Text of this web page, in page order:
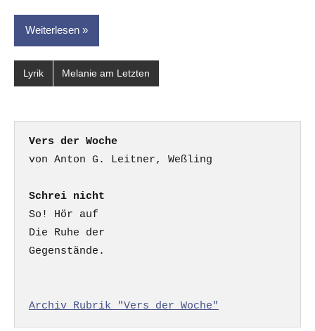
Weiterlesen
Lyrik Melanie am Letzten
Vers der Woche
Schrei nicht
So! Hör auf
Die Ruhe der
Gegenstände.
Archiv Rubrik "Vers der Woche"